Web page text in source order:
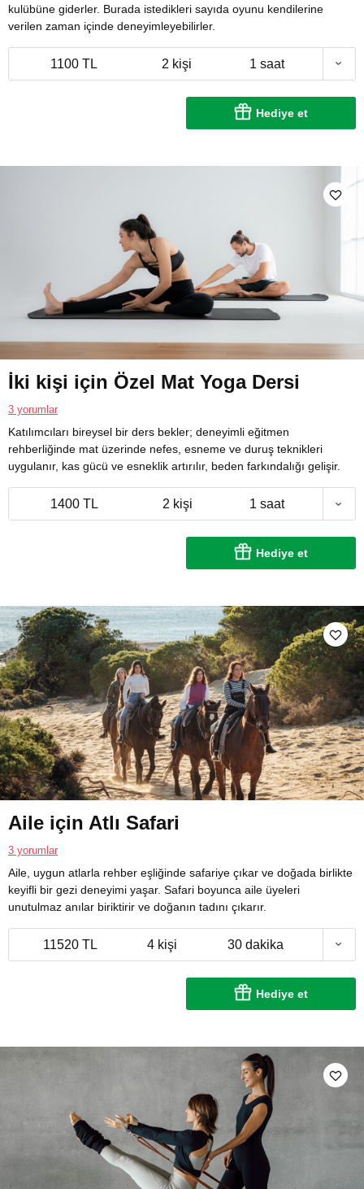
kulübüne giderler. Burada istedikleri sayıda oyunu kendilerine
verilen zaman içinde deneyimleyebilirler.
1100 TL 2 kişi 1 saat
Hediye et
İki kişi için Özel Mat Yoga Dersi
3 yorumlar
Katılımcıları bireysel bir ders bekler; deneyimli eğitmen
rehberliğinde mat üzerinde nefes, esneme ve duruş teknikleri
uygulanır, kas gücü ve esneklik artırılır, beden farkındalığı gelişir.
1400 TL 2 kişi 1 saat
Hediye et
Aile için Atlı Safari
3 yorumlar
Aile, uygun atlarla rehber eşliğinde safariye çıkar ve doğada birlikte
keyifli bir gezi deneyimi yaşar. Safari boyunca aile üyeleri
unutulmaz anılar biriktirir ve doğanın tadını çıkarır.
11520 TL 4 kişi 30 dakika
Hediye et